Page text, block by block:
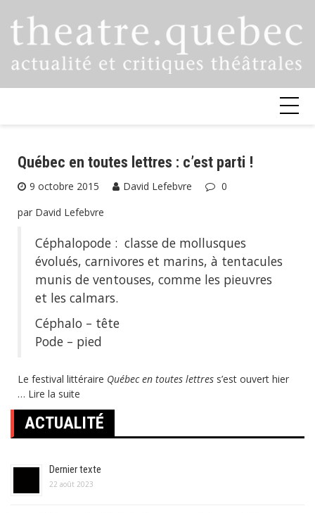
Québec en toutes lettres : c’est parti !
9 octobre 2015 David Lefebvre
0
par David Lefebvre
Céphalopode : classe de mollusques
évolués, carnivores et marins, à tentacules
munis de ventouses, comme les pieuvres
et les calmars.
Céphalo – tête
Pode – pied
Le festival littéraire Québec en toutes lettres s’est ouvert hier
… Lire la suite
ACTUALITÉ
Dernier texte
22 août 2023